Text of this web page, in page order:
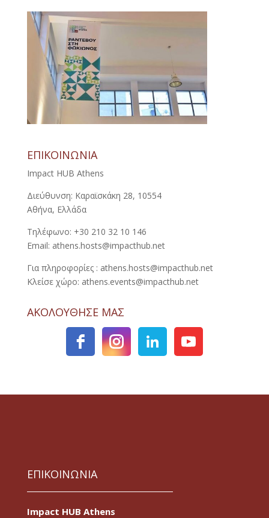
ΕΠΙΚΟΙΝΩΝΙΑ
Impact HUB Athens
Διεύθυνση: Καραϊσκάκη 28, 10554
Αθήνα, Ελλάδα
Τηλέφωνο: +30 210 32 10 146
Email: athens.hosts@impacthub.net
Για πληροφορίες : athens.hosts@impacthub.net
Κλείσε χώρο: athens.events@impacthub.net
ΑΚΟΛΟΥΘΗΣΕ ΜΑΣ
ΕΠΙΚΟΙΝΩΝΙΑ
Impact HUB Athens